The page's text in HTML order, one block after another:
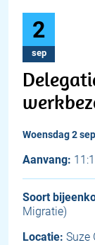
2
sep
woensdag 2
Aanvang:
Soort
Migratie)
Locatie: Suze